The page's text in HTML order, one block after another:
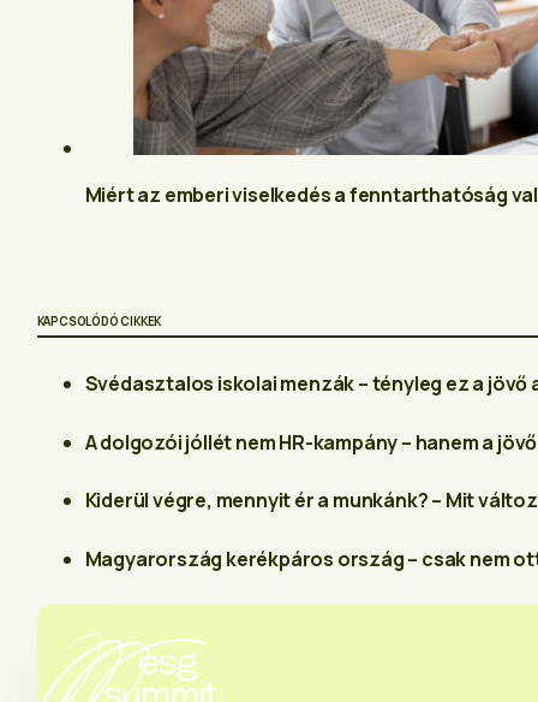
Miért az emberi viselkedés a fenntarthatóság
KAPCSOLÓDÓ CIKKEK
Svédasztalos iskolai menzák – tényleg ez a
A dolgozói jóllét nem HR-kampány – hanem a
Kiderül végre, mennyit ér a munkánk? – Mit
Magyarország kerékpáros ország – csak nem